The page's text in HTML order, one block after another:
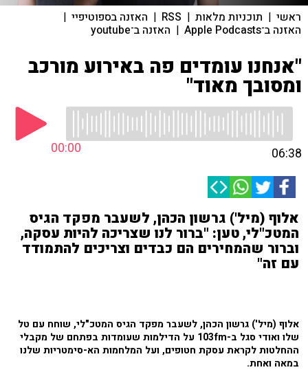
ראשי | תוכניות מלאות |
RSS
| האזנה בספוטיפיי |
האזנה ב־Apple Podcasts | האזנה ב־youtube
"אנחנו עומדים פה באירוע מורכב
ומסובך מאוד"
00:00 06:38
אלוף (מיל') גרשון הכהן, לשעבר מפקד הגיס
המטכ"לי, טען: "ברור לנו שצריכה להיות עסקה,
וברור שהמחירים הם כבדים וצריכים להתמודד
עם זה"
אלוף (מיל') גרשון הכהן, לשעבר מפקד הגיס המטכ"לי, שוחח עם טל
שלו ואודי סגל ב-103fm על הדילמות שעומדות בפתחם של מקבלי
ההחלטות לקראת עסקת חטופים, ועל המלחמות הא-סימטריות שלנו
במאה ואחת.